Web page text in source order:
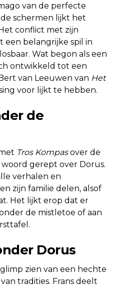
van de perfecte
schermen lijkt het
conflict met zijn
een belangrijke spil in
Wat begon als een
ontwikkeld tot een
van Leeuwen van Het
voor lijkt te hebben.
de
Tros Kompasover de
gerept over Dorus.
verhalen en
zijn familie delen, alsof
Het lijkt erop dat er
de mistletoe of aan
Dorus
zien van een hechte
tradities. Frans deelt